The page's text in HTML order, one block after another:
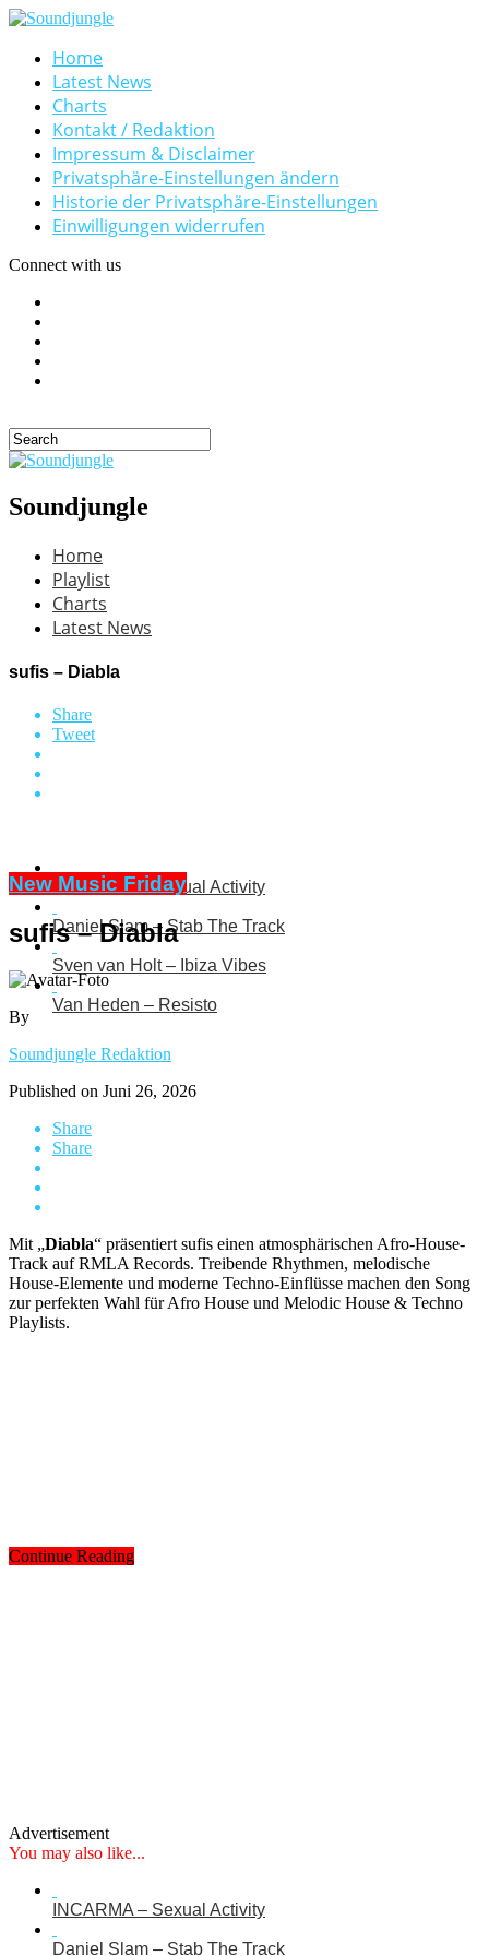
Home
Latest News
Charts
Kontakt / Redaktion
Impressum & Disclaimer
Privatsphäre-Einstellungen ändern
Historie der Privatsphäre-Einstellungen
Einwilligungen widerrufen
Connect with us
Soundjungle
Home
Playlist
Charts
Latest News
sufis – Diabla
Share
Tweet
INCARMA – Sexual Activity
Daniel Slam – Stab The Track
Sven van Holt – Ibiza Vibes
Van Heden – Resisto
New Music Friday
sufis – Diabla
By
Soundjungle Redaktion
Published on Juni 26, 2026
Share
Share
Mit „Diabla“ präsentiert sufis einen atmosphärischen Afro-House-
Track auf RMLA Records. Treibende Rhythmen, melodische
House-Elemente und moderne Techno-Einflüsse machen den Song
zur perfekten Wahl für Afro House und Melodic House & Techno
Playlists.
Continue Reading
Advertisement
You may also like...
INCARMA – Sexual Activity
Daniel Slam – Stab The Track